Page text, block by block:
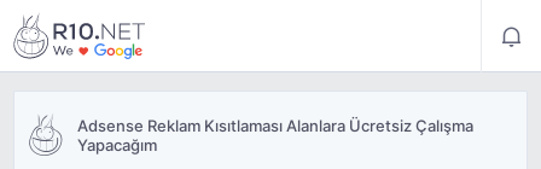
Adsense Reklam Kısıtlaması Alanlara Ücretsiz Çalışma
Yapacağım